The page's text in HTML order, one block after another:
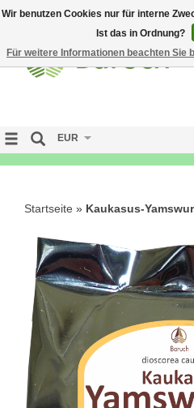
EUR
Startseite » Kaukasus-
Wir benutzen Cookies nur für interne
Ist das in Ordnung?
Für weitere Informationen beachten Sie